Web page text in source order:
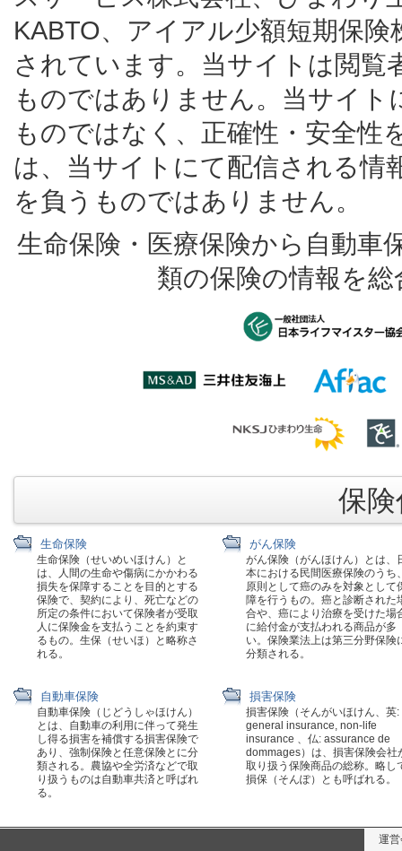
KABTO、アイアル少額短期保
されています。当サイトは閲覧
ものではありません。当サイ
ものではなく、正確性・安全性
は、当サイトにて配信される情
を負うものではありません。
生命保険・医療保険から自動車
類の保険の情報を
保
生命保険
生命保険（せいめいほけん）と
は、人間の生命や傷病にかかわる
損失を保障することを目的とする
保険で、契約により、死亡などの
所定の条件において保険者が受取
人に保険金を支払うことを約束す
るもの。生保（せいほ）と略称さ
れる。
がん保険
がん保険（がんほけん）とは、
本における民間医療保険のうち
原則として癌のみを対象として
障を行うもの。癌と診断された
合や、癌により治療を受けた場
に給付金が支払われる商品が多
い。保険業法上は第三分野保険
分類される。
自動車保険
自動車保険（じどうしゃほけん）
とは、自動車の利用に伴って発生
し得る損害を補償する損害保険で
あり、強制保険と任意保険とに分
類される。農協や全労済などで取
り扱うものは自動車共済と呼ばれ
る。
損害保険
損害保険（そんがいほけん、英:
general insurance, non-life
insurance 、仏: assurance de
dommages）は、損害保険会社
取り扱う保険商品の総称。略し
損保（そんぽ）とも呼ばれる。
運